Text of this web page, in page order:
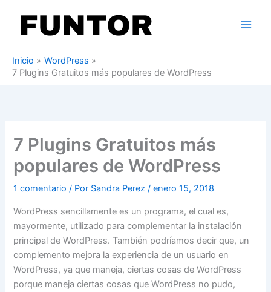
contenido
Inicio
WordPress
7 Plugins Gratuitos más populares de WordPress
7 Plugins Gratuitos más
populares de WordPress
1 comentario / Por Sandra Perez/enero 15, 2018
WordPress sencillamente es un programa, el cual es,
mayormente, utilizado para complementar la instalación
principal de WordPress. También podríamos decir que, un
complemento mejora la experiencia de un usuario en
WordPress, ya que maneja, ciertas cosas de WordPress
porque maneja ciertas cosas que WordPress no pudo,